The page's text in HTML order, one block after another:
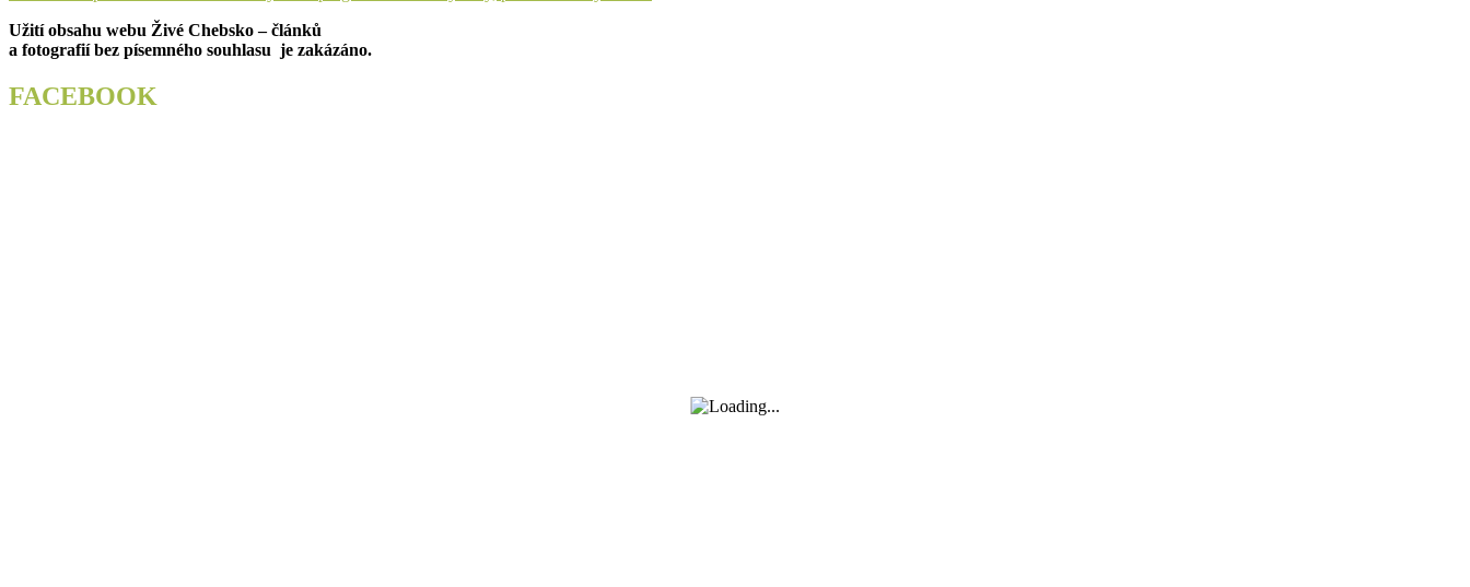
pro
příspěvek
Užití obsahu webu Živé Chebsko – článků
a fotografií bez písemného souhlasu je zakázáno.
FACEBOOK